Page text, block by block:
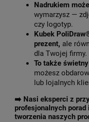
Nadrukiem
wymarzysz —
czy logotyp.
Kubek
prezent, ale
dla Twojej firmy.
To także
możesz
lub lojalnych
➡️ Nasi eksperci z
profesjonalnych
tworzenia naszych